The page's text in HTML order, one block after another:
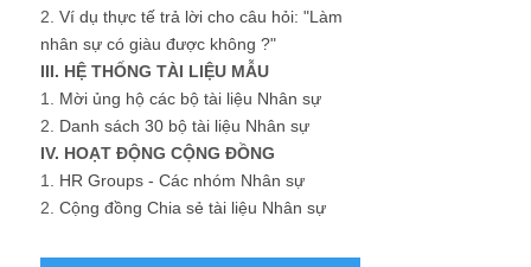
2. Ví dụ thực tế trả lời cho câu hỏi: "Làm
nhân sự có giàu được không ?"
III. HỆ THỐNG TÀI LIỆU MẪU
1. Mời ủng hộ các bộ tài liệu Nhân sự
2. Danh sách 30 bộ tài liệu Nhân sự
IV. HOẠT ĐỘNG CỘNG ĐỒNG
1. HR Groups - Các nhóm Nhân sự
2. Cộng đồng Chia sẻ tài liệu Nhân sự